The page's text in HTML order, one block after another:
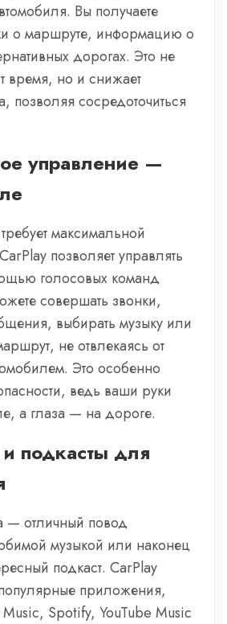
Вы получаете
о маршруте, информацию о
дорогах. Это не
время, но и снижает
позволяя сосредоточиться
управление —
максимальной
позволяет управлять
голосовых команд
совершать звонки,
выбирать музыку или
не отвлекаясь от
Это особенно
ведь ваши руки
а глаза — на дороге.
подкасты для
— отличный повод
музыкой или наконец
подкаст. CarPlay
приложения,
Spotify, YouTube Music